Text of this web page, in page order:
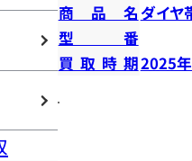
商品名ダイヤ
型番
買取時期2025